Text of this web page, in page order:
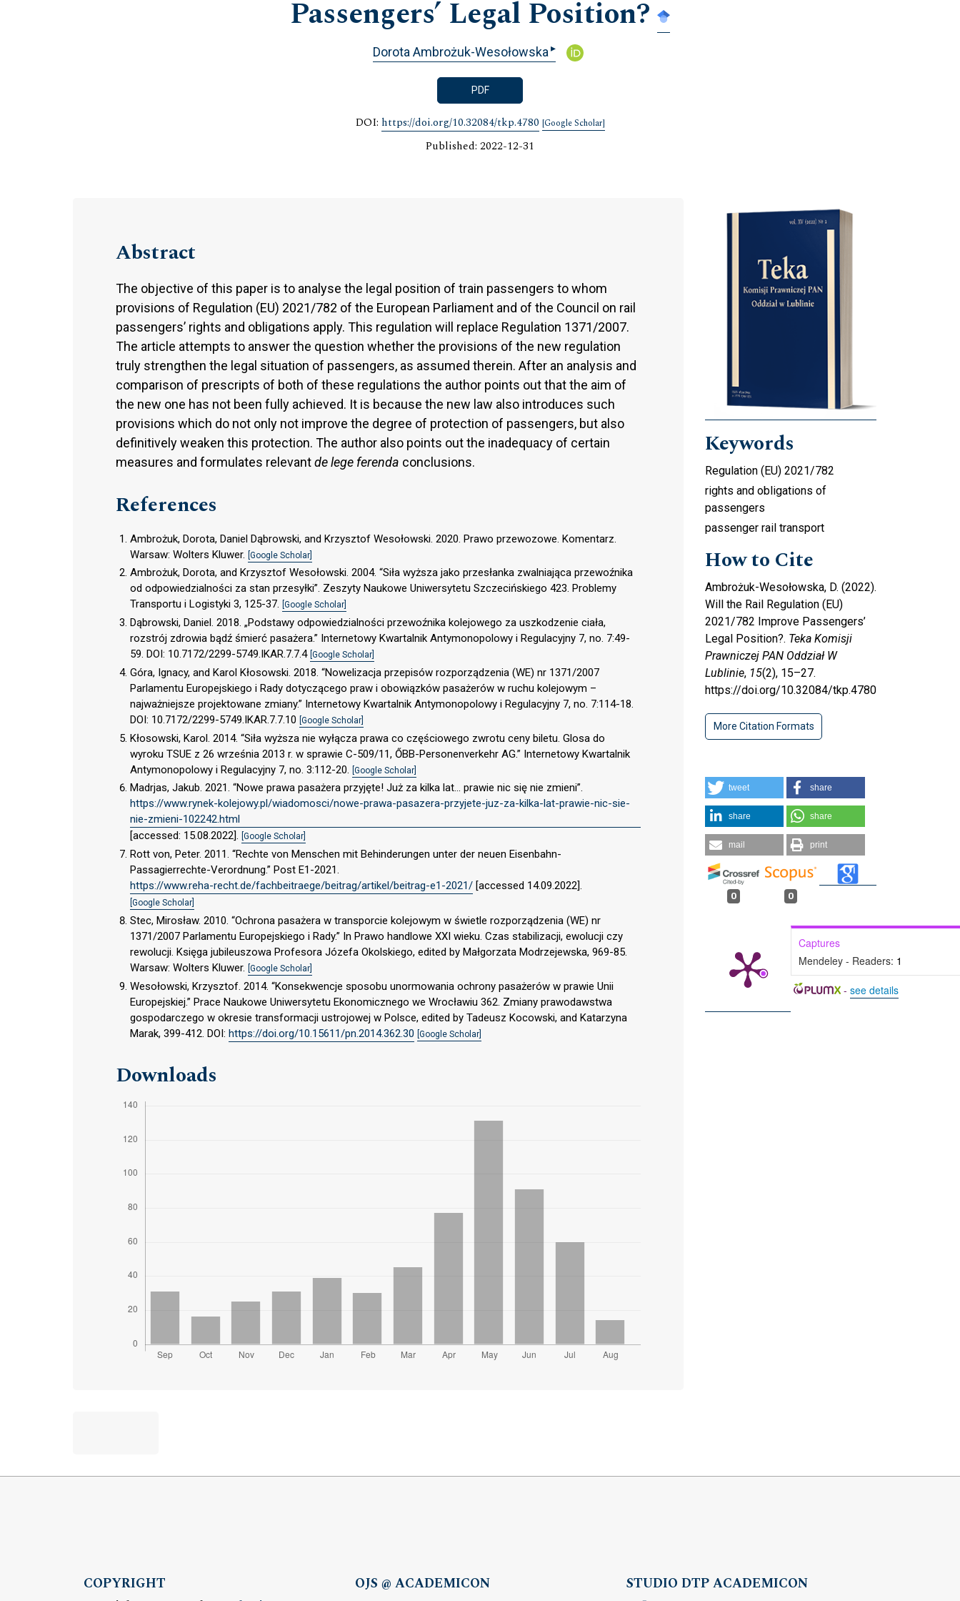
Passengers’ Legal Position?
Dorota Ambrożuk-Wesołowska ▸
PDF
DOI: https://doi.org/10.32084/tkp.4780 [Google Scholar]
Published: 2022-12-31
Abstract
The objective of this paper is to analyse the legal position of train passengers to whom
provisions of Regulation (EU) 2021/782 of the European Parliament and of the Council on rail
passengers’ rights and obligations apply. This regulation will replace Regulation 1371/2007.
The article attempts to answer the question whether the provisions of the new regulation
truly strengthen the legal situation of passengers, as assumed therein. After an analysis and
comparison of prescripts of both of these regulations the author points out that the aim of
the new one has not been fully achieved. It is because the new law also introduces such
provisions which do not only not improve the degree of protection of passengers, but also
definitively weaken this protection. The author also points out the inadequacy of certain
measures and formulates relevantde lege ferenda conclusions.
References
Ambrożuk, Dorota, Daniel Dąbrowski, and Krzysztof Wesołowski. 2020. Prawo przewozowe. Komentarz.
Warsaw: Wolters Kluwer. [Google Scholar]
Ambrożuk, Dorota, and Krzysztof Wesołowski. 2004. “Siła wyższa jako przesłanka zwalniająca przewoźnika
od odpowiedzialności za stan przesyłki”. Zeszyty Naukowe Uniwersytetu Szczecińskiego 423. Problemy
Transportu i Logistyki 3, 125-37. [Google Scholar]
Dąbrowski, Daniel. 2018. „Podstawy odpowiedzialności przewoźnika kolejowego za uszkodzenie ciała,
rozstrój zdrowia bądź śmierć pasażera.” Internetowy Kwartalnik Antymonopolowy i Regulacyjny 7, no. 7:49-
59. DOI: 10.7172/2299-5749.IKAR.7.7.4 [Google Scholar]
Góra, Ignacy, and Karol Kłosowski. 2018. “Nowelizacja przepisów rozporządzenia (WE) nr 1371/2007
Parlamentu Europejskiego i Rady dotyczącego praw i obowiązków pasażerów w ruchu kolejowym –
najważniejsze projektowane zmiany.” Internetowy Kwartalnik Antymonopolowy i Regulacyjny 7, no. 7:114-18.
DOI: 10.7172/2299-5749.IKAR.7.7.10 [Google Scholar]
Kłosowski, Karol. 2014. “Siła wyższa nie wyłącza prawa co częściowego zwrotu ceny biletu. Glosa do
wyroku TSUE z 26 września 2013 r. w sprawie C-509/11, ŐBB-Personenverkehr AG.” Internetowy Kwartalnik
Antymonopolowy i Regulacyjny 7, no. 3:112-20. [Google Scholar]
Madrjas, Jakub. 2021. “Nowe prawa pasażera przyjęte! Już za kilka lat... prawie nic się nie zmieni”.
https://www.rynek-kolejowy.pl/wiadomosci/nowe-prawa-pasazera-przyjete-juz-za-kilka-lat-prawie-nic-sie-
nie-zmieni-102242.html
[accessed: 15.08.2022]. [Google Scholar]
Rott von, Peter. 2011. “Rechte von Menschen mit Behinderungen unter der neuen Eisenbahn-
Passagierrechte-Verordnung.” Post E1-2021.
https://www.reha-recht.de/fachbeitraege/beitrag/artikel/beitrag-e1-2021/ [accessed 14.09.2022].
[Google Scholar]
Stec, Mirosław. 2010. “Ochrona pasażera w transporcie kolejowym w świetle rozporządzenia (WE) nr
1371/2007 Parlamentu Europejskiego i Rady.” In Prawo handlowe XXI wieku. Czas stabilizacji, ewolucji czy
rewolucji. Księga jubileuszowa Profesora Józefa Okolskiego, edited by Małgorzata Modrzejewska, 969-85.
Warsaw: Wolters Kluwer. [Google Scholar]
Wesołowski, Krzysztof. 2014. “Konsekwencje sposobu unormowania ochrony pasażerów w prawie Unii
Europejskiej.” Prace Naukowe Uniwersytetu Ekonomicznego we Wrocławiu 362. Zmiany prawodawstwa
gospodarczego w okresie transformacji ustrojowej w Polsce, edited by Tadeusz Kocowski, and Katarzyna
Marak, 399-412. DOI: https://doi.org/10.15611/pn.2014.362.30 [Google Scholar]
Downloads
Cover image
Keywords
Regulation (EU) 2021/782
rights and obligations of
passengers
passenger rail transport
How to Cite
Ambrożuk-Wesołowska, D. (2022).
Will the Rail Regulation (EU)
2021/782 Improve Passengers’
Legal Position?. Teka Komisji
Prawniczej PAN Oddział W
Lublinie, 15(2), 15–27.
https://doi.org/10.32084/tkp.4780
More Citation Formats
tweet share
share share
mail print
0 0
Captures
Mendeley - Readers: 1
- see details
COPYRIGHT OJS @ ACADEMICON STUDIO DTP ACADEMICON